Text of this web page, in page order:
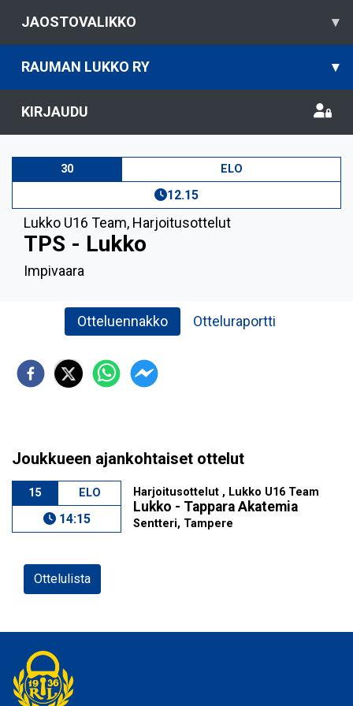
JAOSTOVALIKKO ▾
RAUMAN LUKKO RY ▾
KIRJAUDU
30 ELO
12.15
Lukko U16 Team, Harjoitusottelut
TPS - Lukko
Impivaara
Otteluennakko Otteluraportti
Joukkueen ajankohtaiset ottelut
15 ELO
14:15
Harjoitusottelut , Lukko U16 Team
Lukko - Tappara Akatemia
Sentteri, Tampere
Ottelulista